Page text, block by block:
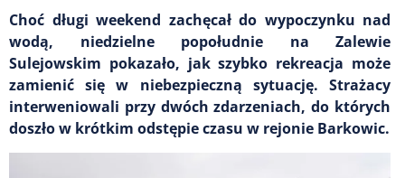
Choć długi weekend zachęcał do wypoczynku nad
wodą, niedzielne popołudnie na Zalewie
Sulejowskim pokazało, jak szybko rekreacja może
zamienić się w niebezpieczną sytuację. Strażacy
interweniowali przy dwóch zdarzeniach, do których
doszło w krótkim odstępie czasu w rejonie Barkowic.